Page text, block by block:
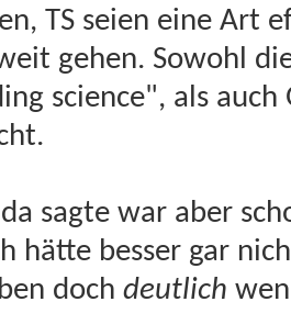
TS seien eine Art
gehen. Sowohl
science", als auch
sagte war aber
hätte besser gar
doch deutlich